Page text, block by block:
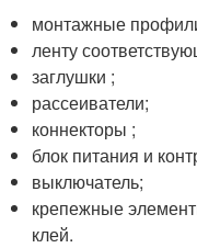
монтажные
ленту
заглушки ;
рассеиватели;
коннекторы ;
блок питания и
выключатель;
крепежные
клей.